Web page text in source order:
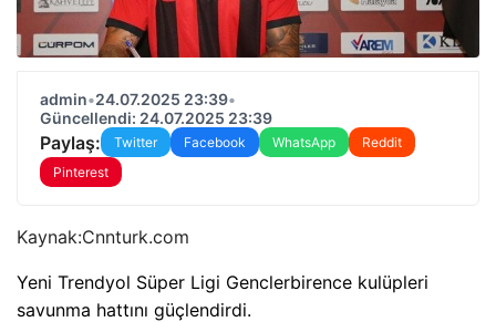
admin•24.07.2025 23:39•
Güncellendi: 24.07.2025 23:39
Paylaş: Twitter Facebook WhatsApp
Reddit
Pinterest
Kaynak:Cnnturk.com
Yeni Trendyol Süper Ligi Genclerbirence kulüpleri
savunma hattını güçlendirdi.